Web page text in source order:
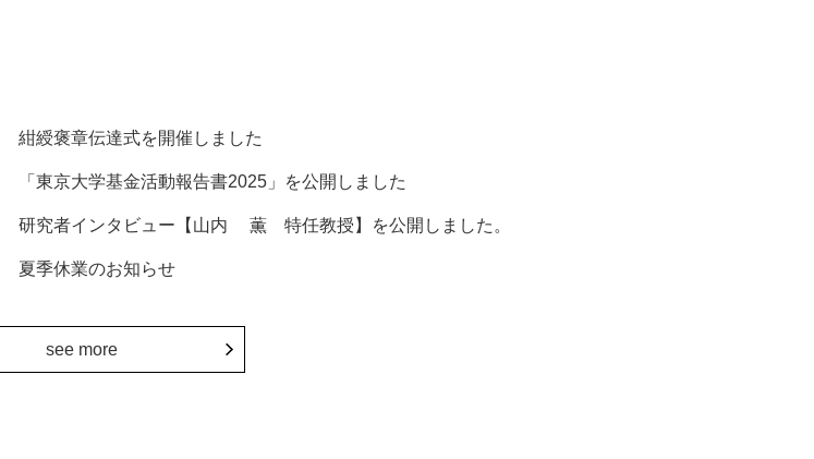
紺綬褒章伝達式を開催しました
「東京大学基金活動報告書2025」を公開しました
研究者インタビュー【山内 薫 特任教授】を公開しました。
夏季休業のお知らせ
see more